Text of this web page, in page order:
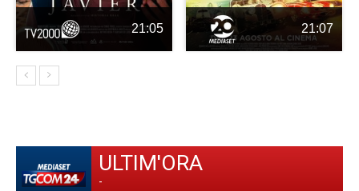
21:05 21:07
ULTIM'ORA
-